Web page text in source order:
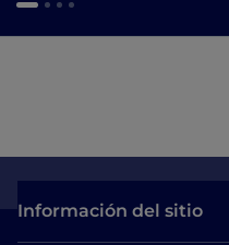
Información del sitio